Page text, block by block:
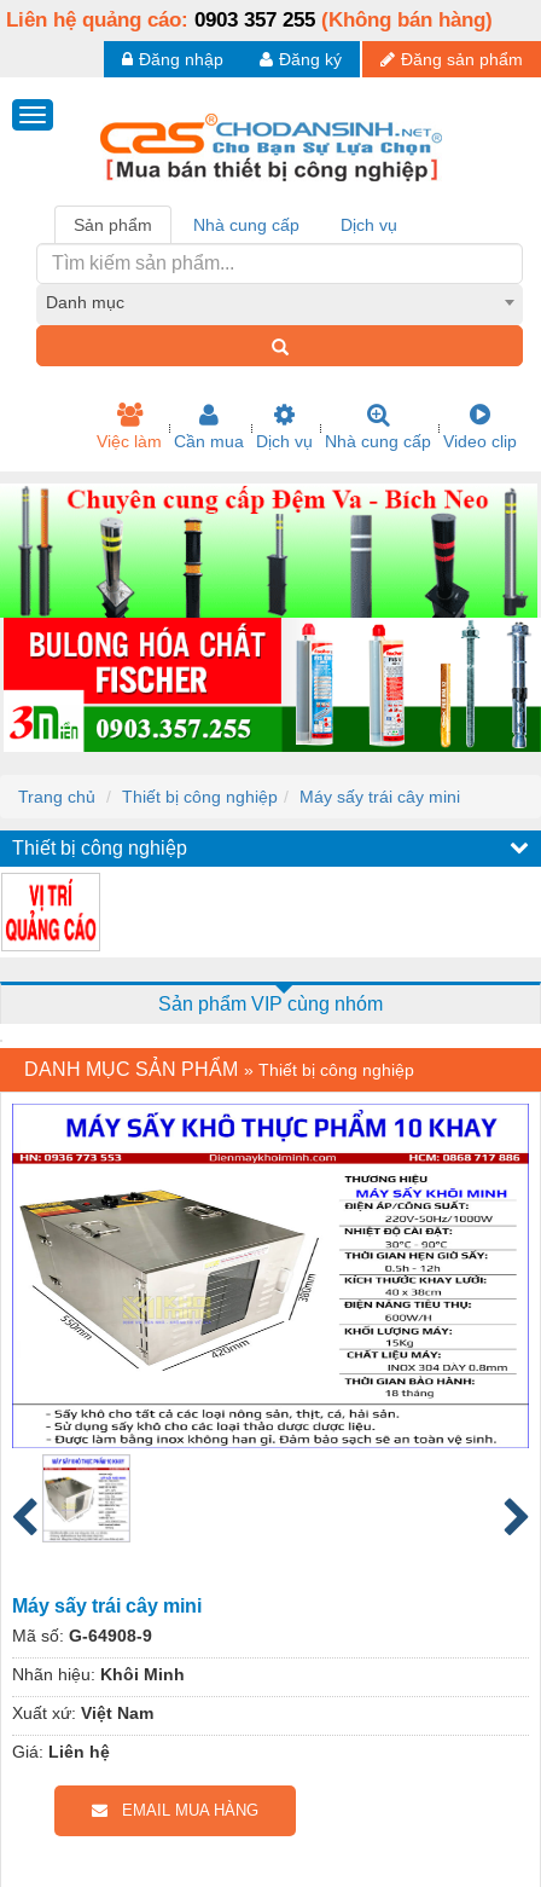
Liên hệ quảng cáo: 0903 357 255 (Không bán hàng)
Đăng sản phẩm
Đăng ký
Đăng nhập
Sản phẩm Nhà cung cấp Dịch vụ
Danh mục
Việc làm Cần mua Dịch vụ Nhà cung cấp Video clip
Trang chủ Thiết bị công nghiệp Máy sấy trái cây mini
Thiết bị công nghiệp
Sản phẩm VIP cùng nhóm
DANH MỤC SẢN PHẨM » Thiết bị công nghiệp
Máy sấy trái cây mini
Mã số: G-64908-9
Nhãn hiệu: Khôi Minh
Xuất xứ: Việt Nam
Giá: Liên hệ
EMAIL MUA HÀNG